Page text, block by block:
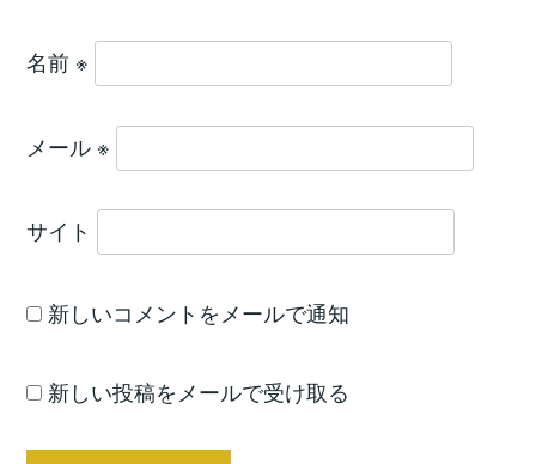
名前 ※
メール ※
サイト
新しいコメントをメールで通知
新しい投稿をメールで受け取る